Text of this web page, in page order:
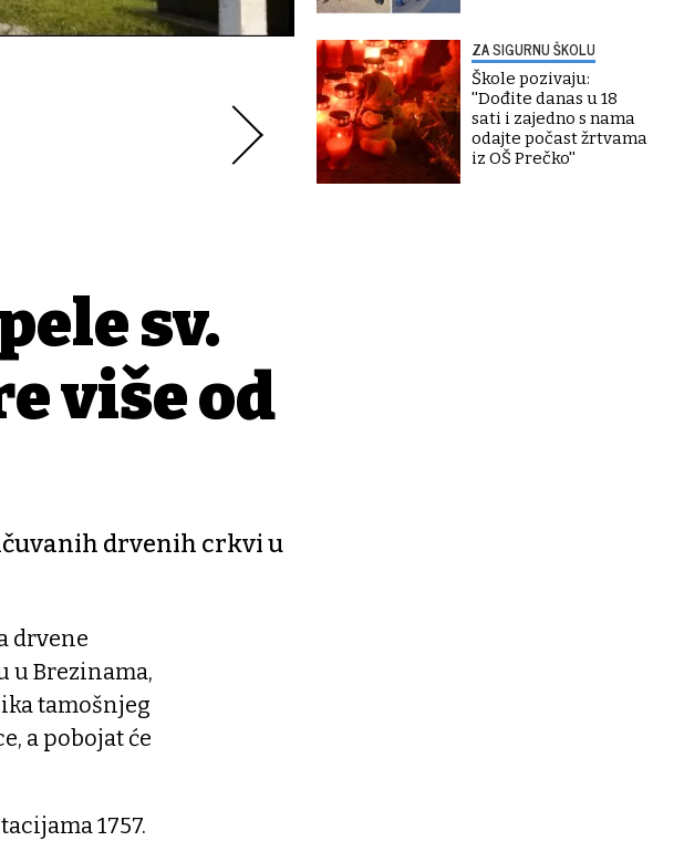
sv.
više od
drvenih crkvi u
drvene
u Brezinama,
tamošnjeg
a pobojat će
1757.
ZA SIGURNU ŠKOLU
Škole pozivaju:
''Dođite danas u 18
sati i zajedno s nama
odajte počast žrtvama
iz OŠ Prečko''